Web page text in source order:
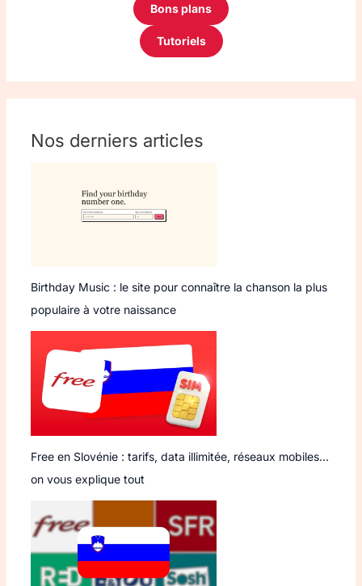
Bons plans
Tutoriels
Nos derniers articles
Birthday Music : le site pour connaître la chanson la plus
populaire à votre naissance
Free en Slovénie : tarifs, data illimitée, réseaux mobiles…
on vous explique tout